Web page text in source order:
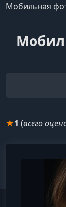
Мобильная
★1 (всего